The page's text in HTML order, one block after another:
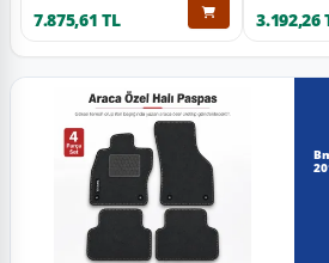
7.875,61 TL 3.192,26